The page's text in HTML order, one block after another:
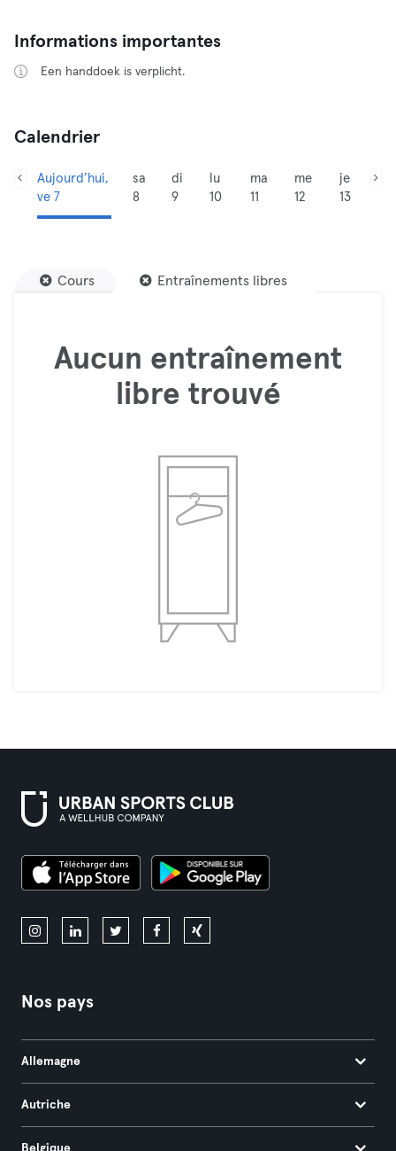
Informations importantes
Een handdoek is verplicht.
Calendrier
Aujourd’hui,
ve 7
sa
8
di
9
lu
10
ma
11
me
12
je
13
Cours Entraînements libres
Aucun entraînement
libre trouvé
Nos pays
Allemagne
Autriche
Belgique